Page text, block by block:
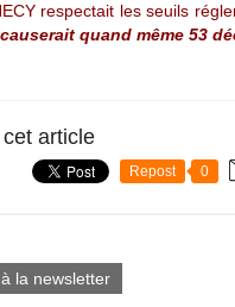
respectait les seuils
quand même 53
article
Repost 0
la newsletter